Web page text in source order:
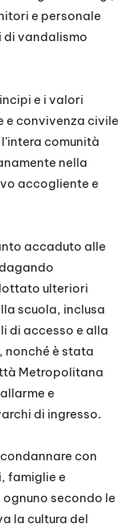
e personale
di vandalismo
e i valori
e convivenza civile
comunità
nella
accogliente e
accaduto alle
ulteriori
scuola, inclusa
di accesso e alla
nonché è stata
Metropolitana
e
di ingresso.
con
famiglie e
secondo le
la cultura del